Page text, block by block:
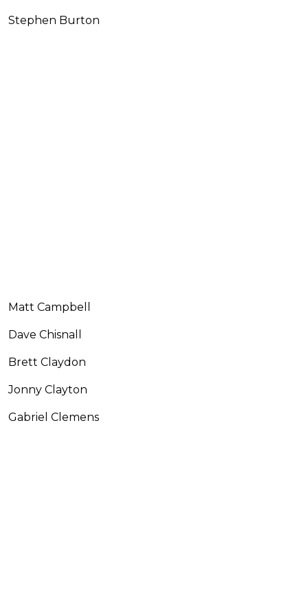
Stephen Burton
Matt Campbell
Dave Chisnall
Brett Claydon
Jonny Clayton
Gabriel Clemens